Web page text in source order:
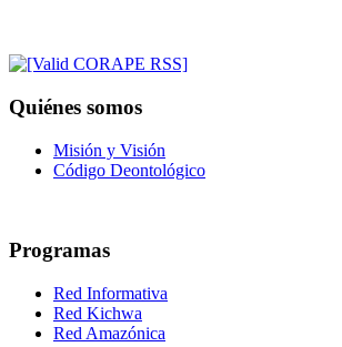
Quiénes somos
Misión y Visión
Código Deontológico
Programas
Red Informativa
Red Kichwa
Red Amazónica